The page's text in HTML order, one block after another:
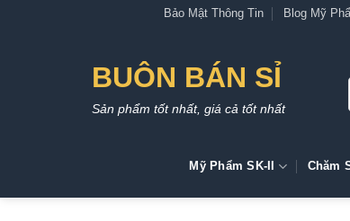
Bảo Mật Thông Tin Blog Mỹ
BUÔN BÁN SỈ
Sản phẩm tốt nhất, giá cả tốt nhất
Mỹ Phẩm SK-II Chăm